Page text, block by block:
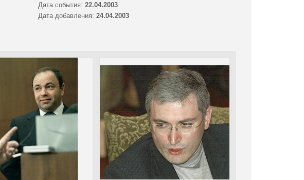
Дата события: 22.04.2003
Дата добавления: 24.04.2003